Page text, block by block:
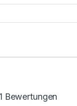
Bewertungen